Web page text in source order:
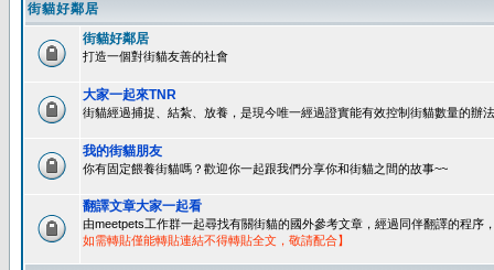
街貓好鄰居
街貓好鄰居
打造一個對街貓友善的社會
大家一起來TNR
街貓經過捕捉、結紮、放養，是現今唯一經過證實能有效控制街貓數量的辦
我的街貓朋友
你有固定餵養街貓嗎？歡迎你一起跟我們分享你和街貓之間的故事~~
翻譯文章大家一起看
由meetpets工作群一起尋找有關街貓的國外參考文章，經過同伴翻譯的程序
如需轉貼僅能轉貼連結不得轉貼全文，敬請配合】